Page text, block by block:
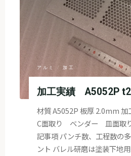
アルミ / 加工
加工実績 A5052P
材質 A5052P 板厚 2.0mm
C面取り ベンダー 皿面取
記事項 パンチ数、工程数の
ント バレル研磨は塗装下地